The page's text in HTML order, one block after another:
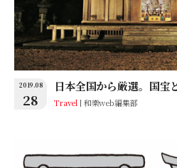
2019.08
28
日本全国から厳選。国宝
Travel 和樂web編集部